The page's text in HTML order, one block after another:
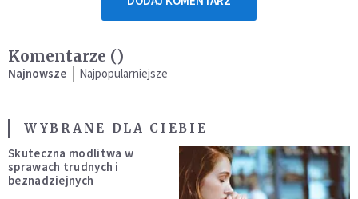
Komentarze ()
Najnowsze Najpopularniejsze
WYBRANE DLA CIEBIE
Skuteczna modlitwa w
sprawach trudnych i
beznadziejnych